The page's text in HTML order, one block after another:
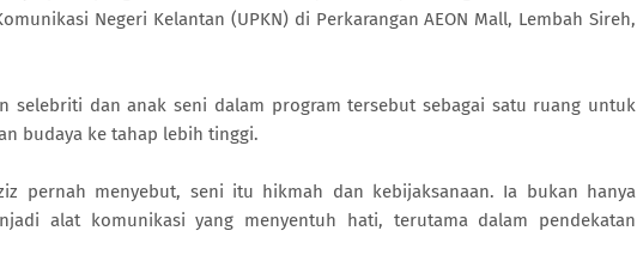
Negeri Kelantan (UPKN) di Perkarangan AEON Mall, Lembah Sireh,
selebriti dan anak seni dalam program tersebut sebagai satu ruang untuk
budaya ke tahap lebih tinggi.
pernah menyebut, seni itu hikmah dan kebijaksanaan. Ia bukan hanya
alat komunikasi yang menyentuh hati, terutama dalam pendekatan